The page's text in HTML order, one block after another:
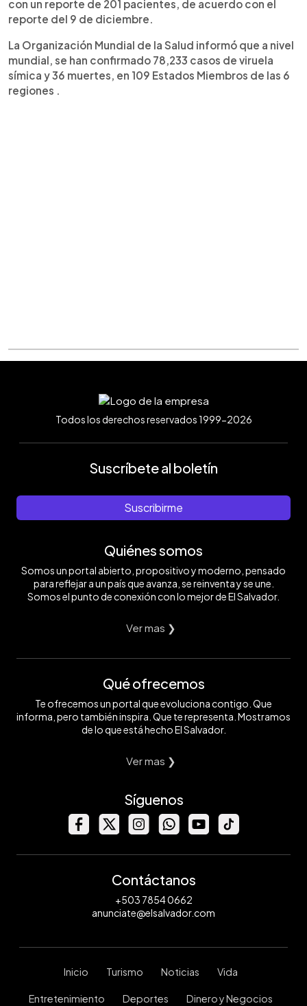
con un reporte de 201 pacientes, de acuerdo con el
reporte del 9 de diciembre.
La Organización Mundial de la Salud informó que a nivel
mundial, se han confirmado 78,233 casos de viruela
símica y 36 muertes, en 109 Estados Miembros de las 6
regiones .
Todos los derechos reservados 1999-2026
Suscríbete al boletín
Suscribirme
Quiénes somos
Somos un portal abierto, propositivo y moderno, pensado
para reflejar a un país que avanza, se reinventa y se une.
Somos el punto de conexión con lo mejor de El Salvador.
Ver mas ❯
Qué ofrecemos
Te ofrecemos un portal que evoluciona contigo. Que
informa, pero también inspira. Que te representa. Mostramos
de lo que está hecho El Salvador.
Ver mas ❯
Síguenos
Contáctanos
+503 7854 0662
anunciate@elsalvador.com
Inicio Turismo Noticias Vida
Entretenimiento Deportes Dinero y Negocios